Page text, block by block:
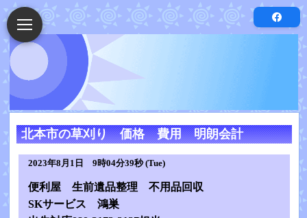
北本市の草刈り 価格 費用 明朗会計
2023年8月1日 9時04分39秒 (Tue)
便利屋 生前遺品整理 不用品回収
SKサービス 鴻巣